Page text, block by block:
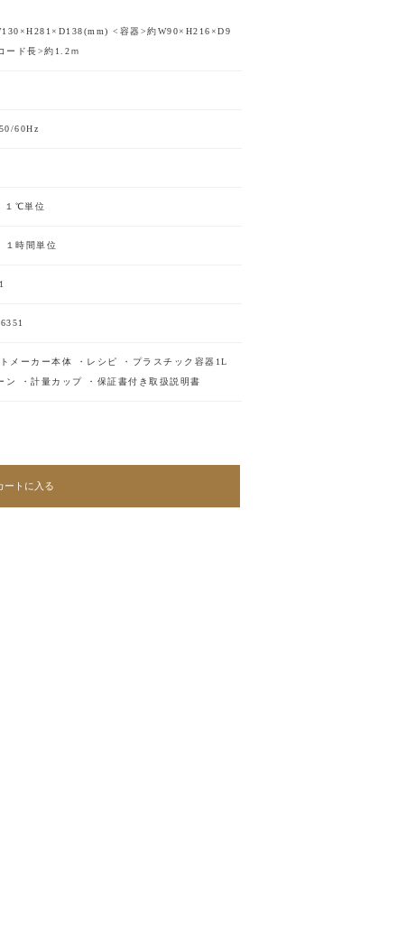
<容器>約W90×H216×D9
ド長>約1.2ｍ
60Hz
℃単位
１時間単位
トメーカー本体 ・レシピ ・プラスチック容器1L
ン ・計量カップ ・保証書付き取扱説明書